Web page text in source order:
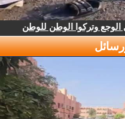
الوجع وتركوا الوطن للوطن